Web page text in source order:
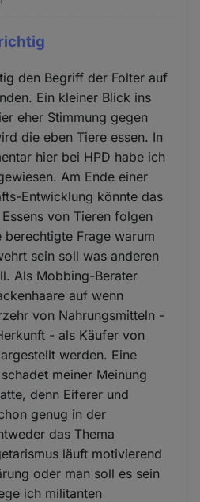
den Begriff der Folter auf
Ein kleiner Blick ins
eher Stimmung gegen
die eben Tiere essen. In
hier bei HPD habe ich
Am Ende einer
Entwicklung könnte das
von Tieren folgen
Frage warum
sein soll was anderen
Als Mobbing-Berater
auf wenn
von Nahrungsmitteln -
- als Käufer von
werden. Eine
meiner Meinung
denn Eiferer und
genug in der
das Thema
läuft motivierend
oder man soll es sein
ich militanten